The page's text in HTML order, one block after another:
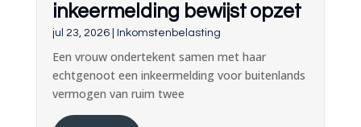
inkeermelding bewijst opzet
jul 23, 2026| Inkomstenbelasting
Een vrouw ondertekent samen met haar
echtgenoot een inkeermelding voor buitenlands
vermogen van ruim twee